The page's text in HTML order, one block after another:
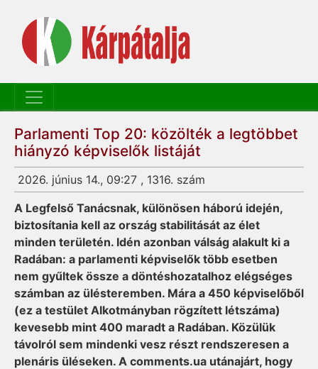
Parlamenti Top 20: közölték a legtöbbet
hiányzó képviselők listáját
2026. június 14., 09:27 , 1316. szám
A Legfelső Tanácsnak, különösen háború idején,
biztosítania kell az ország stabilitását az élet
minden területén. Idén azonban válság alakult ki a
Radában: a parlamenti képviselők több esetben
nem gyűltek össze a döntéshozatalhoz elégséges
számban az ülésteremben. Mára a 450 képviselőből
(ez a testület Alkotmányban rögzített létszáma)
kevesebb mint 400 maradt a Radában. Közülük
távolról sem mindenki vesz részt rendszeresen a
plenáris üléseken. A comments.ua utánajárt, hogy